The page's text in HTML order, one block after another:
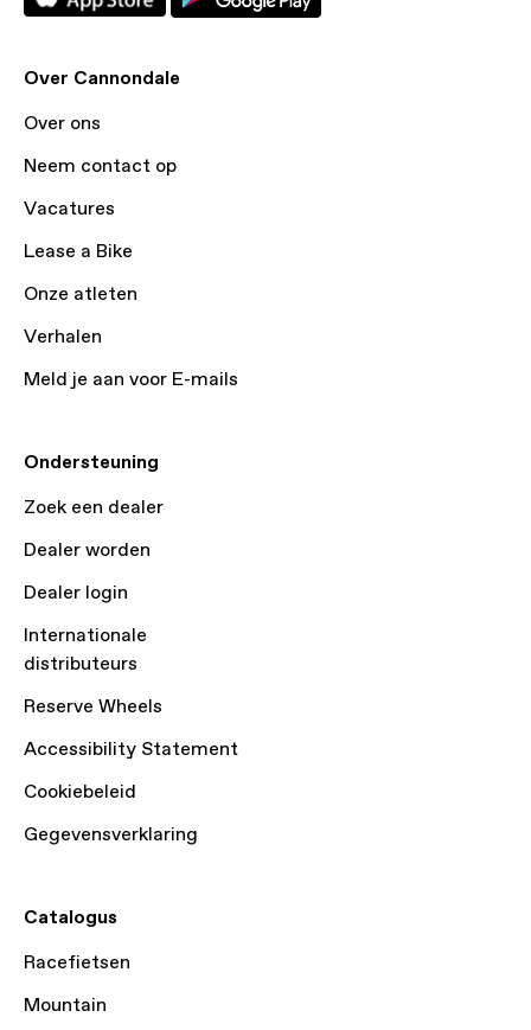
Over Cannondale
Over ons
Neem contact op
Vacatures
Lease a Bike
Onze atleten
Verhalen
Meld je aan voor E-mails
Ondersteuning
Zoek een dealer
Dealer worden
Dealer login
Internationale
distributeurs
Reserve Wheels
Accessibility Statement
Cookiebeleid
Gegevensverklaring
Catalogus
Racefietsen
Mountain